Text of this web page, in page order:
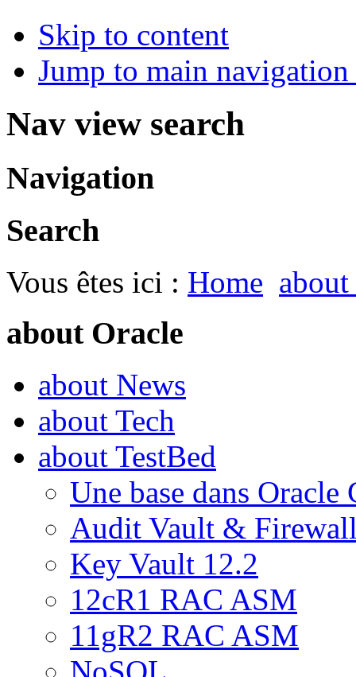
Skip to content
Jump to main
Nav view search
Navigation
Search
Vous êtes ici : Home about
about Oracle
about News
about Tech
about TestBed
Une base dans Oracle
Audit Vault &
Key Vault 12.2
12cR1 RAC ASM
11gR2 RAC ASM